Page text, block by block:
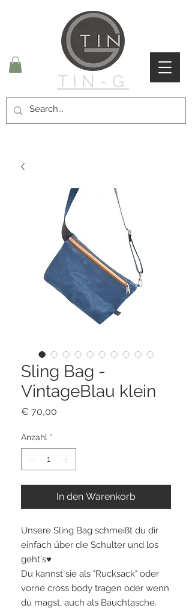
TIN-G
Sling Bag -
VintageBlau klein
€ 70,00
Anzahl *
In den Warenkorb
Unsere Sling Bag schmeißt du dir
einfach über die Schulter und los
geht`s♥
Du kannst sie als "Rucksack" oder
vorne cross body tragen oder wenn
du magst, auch als Bauchtasche.